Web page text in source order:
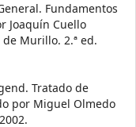
Fundamentos
Joaquín Cuello
de Murillo. 2.ª ed.
Tratado de
por Miguel Olmedo